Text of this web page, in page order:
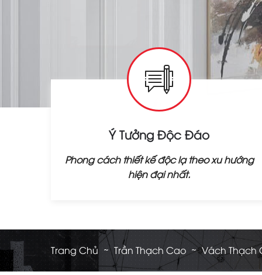
Ý Tưởng Độc Đáo
Phong cách thiết kế độc lạ theo xu hướng
hiện đại nhất.
Trang Chủ Trần Thạch Cao Vách Thạch